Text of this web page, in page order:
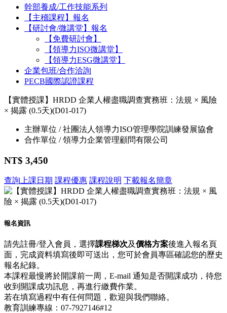
幹部養成/工作技能系列
【主稽課程】報名
【研討會/微講堂】報名
【免費研討會】
【領導力ISO微講堂】
【領導力ESG微講堂】
企業包班/合作洽詢
PECB國際認證課程
【實體授課】HRDD 企業人權盡職調查實務班：法規 × 風險
× 揭露 (0.5天)(D01-017)
主辦單位 / 社團法人領導力ISO管理學院訓練發展協會
合作單位 / 領導力企業管理顧問有限公司
NT$ 3,450
查詢上課日期 課程優惠 課程說明 下載報名簡章
報名資訊
請先註冊/登入會員，選擇課程梯次及價格方案後進入報名頁
面，完成資料填寫後即可送出，您可於會員專區確認您的歷史
報名紀錄。
本課程最慢將於開課前一周，E-mail 通知是否開課成功，待您
收到開課成功訊息，再進行繳費作業。
若在填寫過程中有任何問題，歡迎與我們聯絡。
教育訓練專線：07-7927146#12